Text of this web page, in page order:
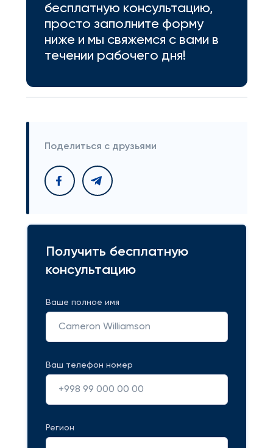
бесплатную консультацию,
просто заполните форму
ниже и мы свяжемся с вами в
течении рабочего дня!
Поделиться с друзьями
Получить бесплатную
консультацию
Ваше полное имя
Ваш телефон номер
Регион